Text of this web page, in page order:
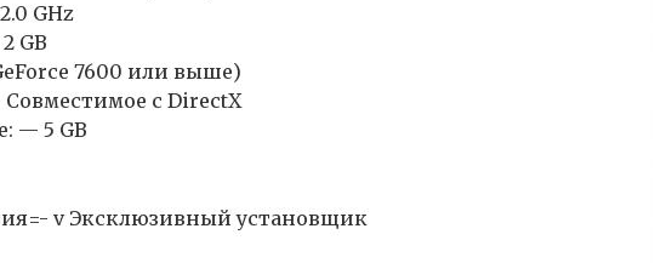
GHz
GB
7600 или выше)
Совместимое с DirectX
— 5 GB
v Эксклюзивный установщик